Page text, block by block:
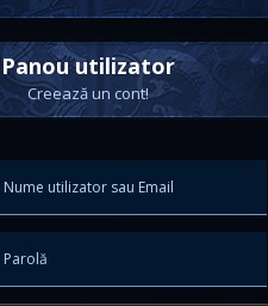
Panou utilizator
Creează un cont!